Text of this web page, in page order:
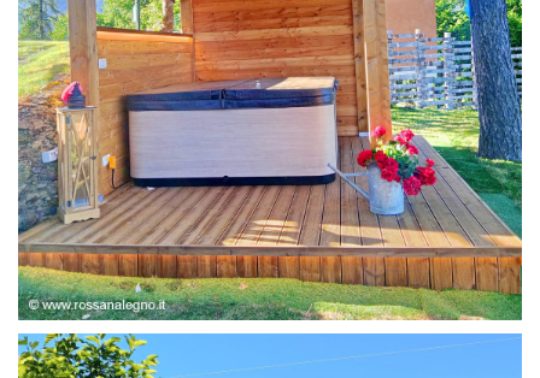
STRUTTURA ABETE LAMELLARE, RIVESTIMENTO IN
LARICE,